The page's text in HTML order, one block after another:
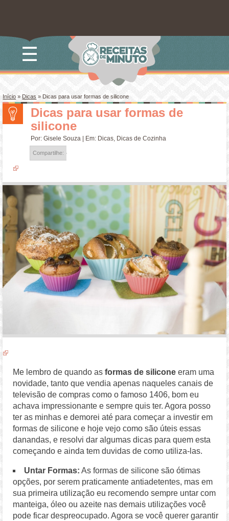
☰
Início»Dicas »Dicas para usar formas de silicone
Dicas para usar formas de
silicone
Por:Gisele Souza | Em: Dicas, Dicas de Cozinha
Compartilhe:
Me lembro de quando asformas de silicone eram uma
novidade, tanto que vendia apenas naqueles canais de
televisão de compras como o famoso 1406, bom eu
achava impressionante e sempre quis ter. Agora posso
ter as minhas e demorei até para começar a investir em
formas de silicone e hoje vejo como são úteis essas
danandas, e resolvi dar algumas dicas para quem esta
começando e ainda tem duvidas de como utiliza-las.
Untar Formas: As formas de silicone são ótimas
opções, por serem praticamente antiadetentes, mas em
sua primeira utilização eu recomendo sempre untar com
manteiga, óleo ou azeite nas demais utilizações você
pode ficar despreocupado. Agora se você querer garantir